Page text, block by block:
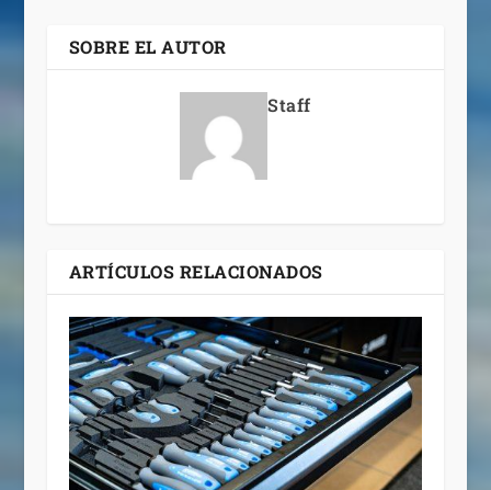
SOBRE EL AUTOR
Staff
ARTÍCULOS RELACIONADOS